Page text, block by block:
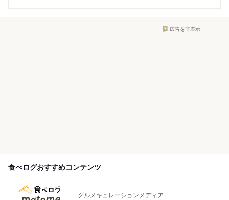
広告を非表示
食べログおすすめコンテンツ
グルメキュレーションメディア